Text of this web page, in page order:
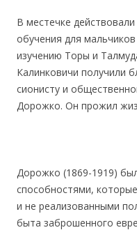
В местечке
обучения для
изучению Торы и
Калинковичи получили
сионисту и
Дорожко. Он прожил
Дорожко (1869-1919)
способностями,
и не реализованными
быта заброшенного